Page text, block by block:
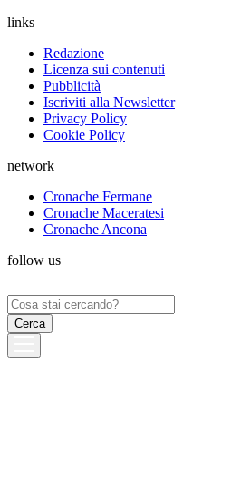
links
Redazione
Licenza sui contenuti
Pubblicità
Iscriviti alla Newsletter
Privacy Policy
Cookie Policy
network
Cronache Fermane
Cronache Maceratesi
Cronache Ancona
follow us
Ricerca
per: